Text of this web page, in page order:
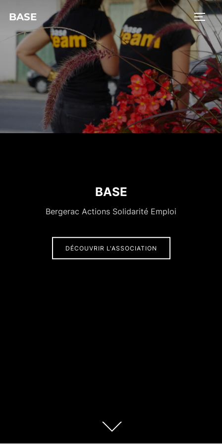
BASE
BASE
Bergerac Actions Solidarité Emploi
DÉCOUVRIR L'ASSOCIATION